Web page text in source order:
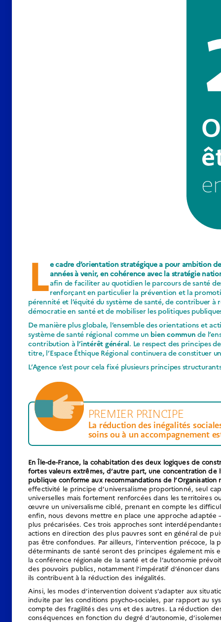
Le cadre d’orientation stratégique a pour ambition
années à venir, en cohérence avec la stratégie
afin de faciliter au quotidien le parcours de santé
renforçant en particulier la prévention et la
pérennité et l’équité du système de santé, de contribuer
démocratie en santé et de mobiliser les politiques
De manière plus globale, l’ensemble des orientations et
système de santé régional comme un bien commun de
contribution à l’intérêt général. Le respect des principes
titre, l’Espace Éthique Régional continuera de constituer
L’Agence s’est pour cela fixé plusieurs principes
PREMIER PRINCIPE
La réduction des inégalités
soins ou à un accompagnement
En Île-de-France, la cohabitation des deux logiques de
fortes valeurs extrêmes, d’autre part, une concentration
publique conforme aux recommandations de l’Organisation
effectivité le principe d’universalisme proportionné, seul
universelles mais fortement renforcées dans les territoires
œuvre un universalisme ciblé, prenant en compte les
enfin, nous devons mettre en place une approche adaptée
plus précarisées. Ces trois approches sont
actions en direction des plus pauvres sont en général de
pas être confondues. Par ailleurs, l’intervention précoce,
déterminants de santé seront des principes également mis
la conférence régionale de la santé et de l’autonomie
des pouvoirs publics, notamment l’impératif d’énoncer
ils contribuent à la réduction des inégalités.
Ainsi, les modes d’intervention doivent s’adapter aux
induite par les conditions psycho-sociales, par rapport au
compte des fragilités des uns et des autres. La réduction
conséquences en fonction du degré d’autonomie,